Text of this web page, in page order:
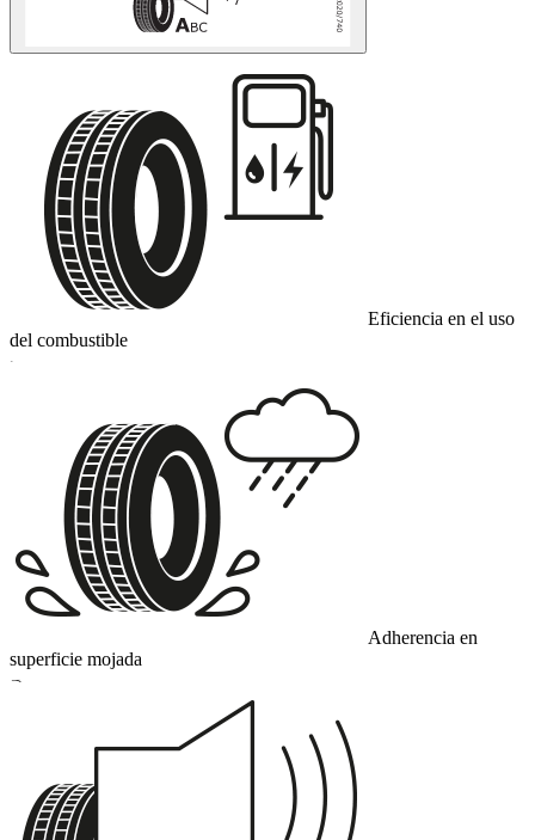
Eficiencia en el uso
del combustible
C
Adherencia en
superficie mojada
B